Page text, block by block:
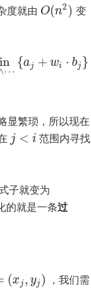
度就由 O(n2) 变
⋯
{aj + wi ⋅ bj }
显繁琐，所以现在
j < i范围内寻找
子就变为
的就是一条过
(xj , yj ) ，我们需